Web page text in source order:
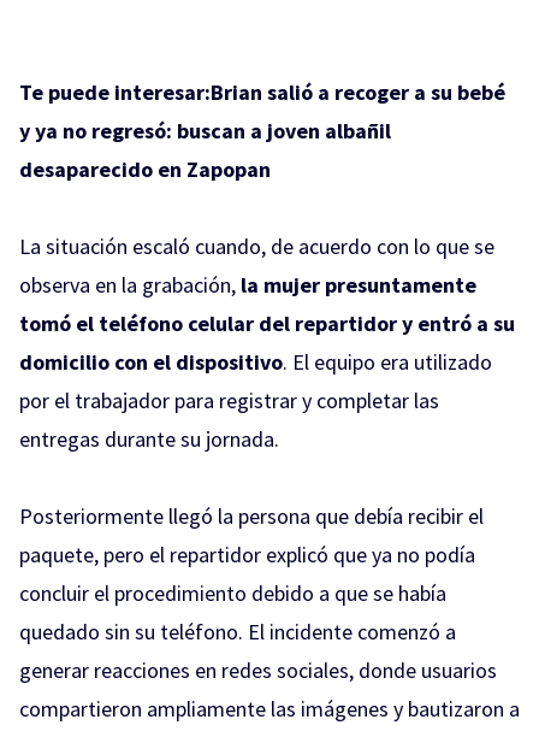
Te puede interesar:Brian salió a recoger a su bebé
y ya no regresó: buscan a joven albañil
desaparecido en Zapopan
La situación escaló cuando, de acuerdo con lo que se
observa en la grabación, la mujer presuntamente
tomó el teléfono celular del repartidor y entró a su
domicilio con el dispositivo. El equipo era utilizado
por el trabajador para registrar y completar las
entregas durante su jornada.
Posteriormente llegó la persona que debía recibir el
paquete, pero el repartidor explicó que ya no podía
concluir el procedimiento debido a que se había
quedado sin su teléfono. El incidente comenzó a
generar reacciones en redes sociales, donde usuarios
compartieron ampliamente las imágenes y bautizaron a